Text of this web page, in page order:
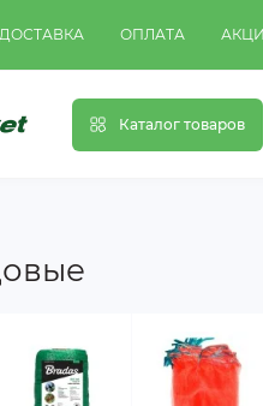
ДОСТАВКА ОПЛАТА
Каталог товаров